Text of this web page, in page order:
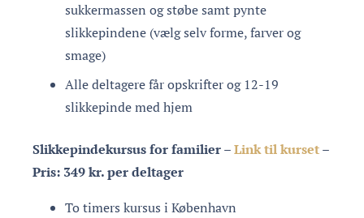
sukkermassen og støbe samt pynte
slikkepindene (vælg selv forme, farver og
smage)
Alle deltagere får opskrifter og 12-19
slikkepinde med hjem
Slikkepindekursus for familier –Link til kurset–
Pris: 349 kr. per deltager
To timers kursus i København